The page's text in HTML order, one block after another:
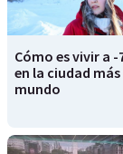
Cómo es vivir a
en la ciudad
mundo